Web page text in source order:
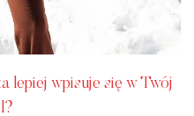
lepiej wpisuje się w Twój